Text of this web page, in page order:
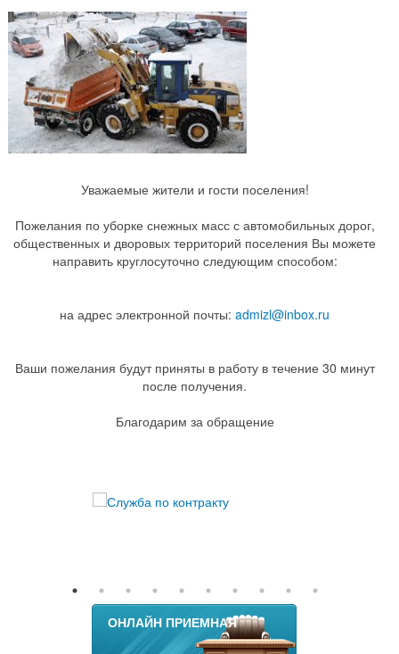
Уважаемые жители и гости поселения!
Пожелания по уборке снежных масс с автомобильных дорог,
общественных и дворовых территорий поселения Вы можете
направить круглосуточно следующим способом:
на адрес электронной почты: admizl@inbox.ru
Ваши пожелания будут приняты в работу в течение 30 минут
после получения.
Благодарим за обращение
ОНЛАЙН ПРИЕМНАЯ